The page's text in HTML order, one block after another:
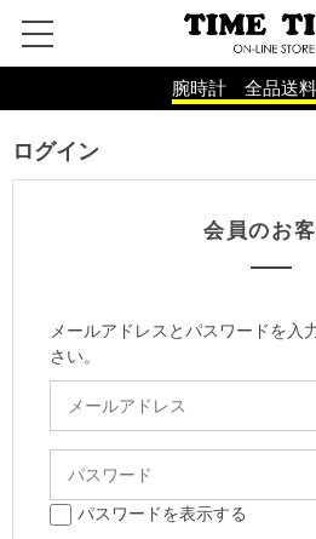
腕時計 全品送料
ログイン
会員のお
メールアドレスとパスワードを入
さい。
パスワードを表示する